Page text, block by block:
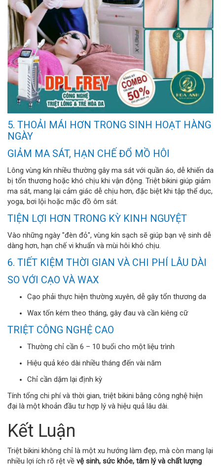
5. THOẢI MÁI HƠN TRONG SINH HOẠT HÀNG
NGÀY
GIẢM MA SÁT, HẠN CHẾ ĐỔ MỒ HÔI
Lông vùng kín nhiều thường gây ma sát với quần áo, dễ khiến da
bị tổn thương hoặc khó chịu khi vận động. Triệt bikini giúp giảm
ma sát, mang lại cảm giác dễ chịu hơn, đặc biệt khi tập thể dục,
yoga, bơi lội hoặc mặc đồ ôm sát.
TIỆN LỢI HƠN TRONG KỲ KINH NGUYỆT
Vào những ngày "đèn đỏ", vùng kín sạch sẽ giúp bạn vệ sinh dễ
dàng hơn, hạn chế vi khuẩn và mùi hôi khó chịu.
6. TIẾT KIỆM THỜI GIAN VÀ CHI PHÍ LÂU DÀI
SO VỚI CẠO VÀ WAX
Cạo phải thực hiện thường xuyên, dễ gây tổn thương da
Wax tốn kém theo tháng, gây đau và cần kiêng cữ
TRIỆT CÔNG NGHỆ CAO
Thường chỉ cần 6 – 10 buổi cho một liệu trình
Hiệu quả kéo dài nhiều tháng đến vài năm
Chỉ cần dặm lại định kỳ
Tính tổng chi phí và thời gian, triệt bikini bằng công nghệ hiện
đại là một khoản đầu tư hợp lý và hiệu quả lâu dài.
Kết Luận
Triệt bikini không chỉ là một xu hướng làm đẹp, mà còn mang lại
nhiều lợi ích rõ rệt về vệ sinh, sức khỏe, tâm lý và chất lượng